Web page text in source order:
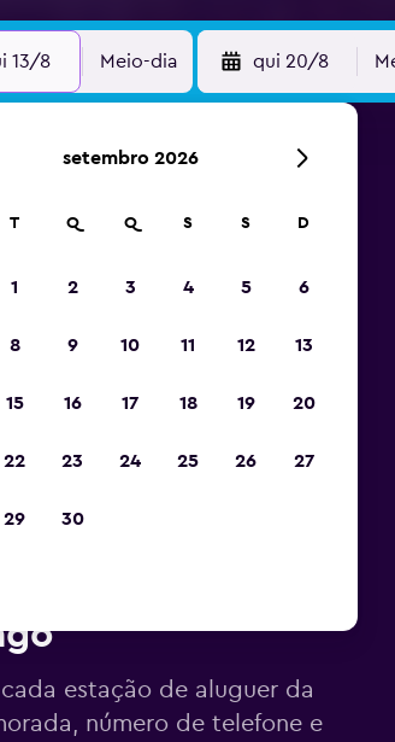
13/8 Meio-dia qui 20/8
2023
estação de aluguer da
número de telefone e
setembro 2026
T Q Q S S D
1 2 3 4 5 6
8 9 10 11 12 13
15 16 17 18 19 20
22 23 24 25 26 27
29 30